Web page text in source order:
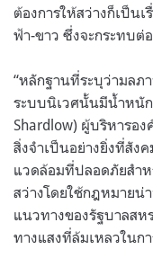
ต้องการให้สว่างก็เป็น
ฟ้า-ขาว ซึ่งจะกระทบต่
“หลักฐานที่ระบุว่ามลภ
ระบบนิเวศนั้นมีน้ำหนัก
Shardlow) ผู้บริหารอง
สิ่งจำเป็นอย่างยิ่งที่สัง
แวดล้อมที่ปลอดภัยสำห
สว่างโดยใช้กฎหมายน่
แนวทางของรัฐบาลสห
ทางแสงที่ล้มเหลวในก